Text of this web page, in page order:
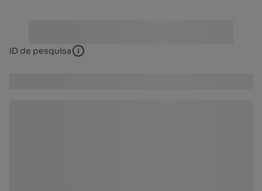
ID de pesquisa ID de pesquisa